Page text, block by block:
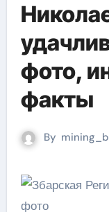
фото,
факты
By